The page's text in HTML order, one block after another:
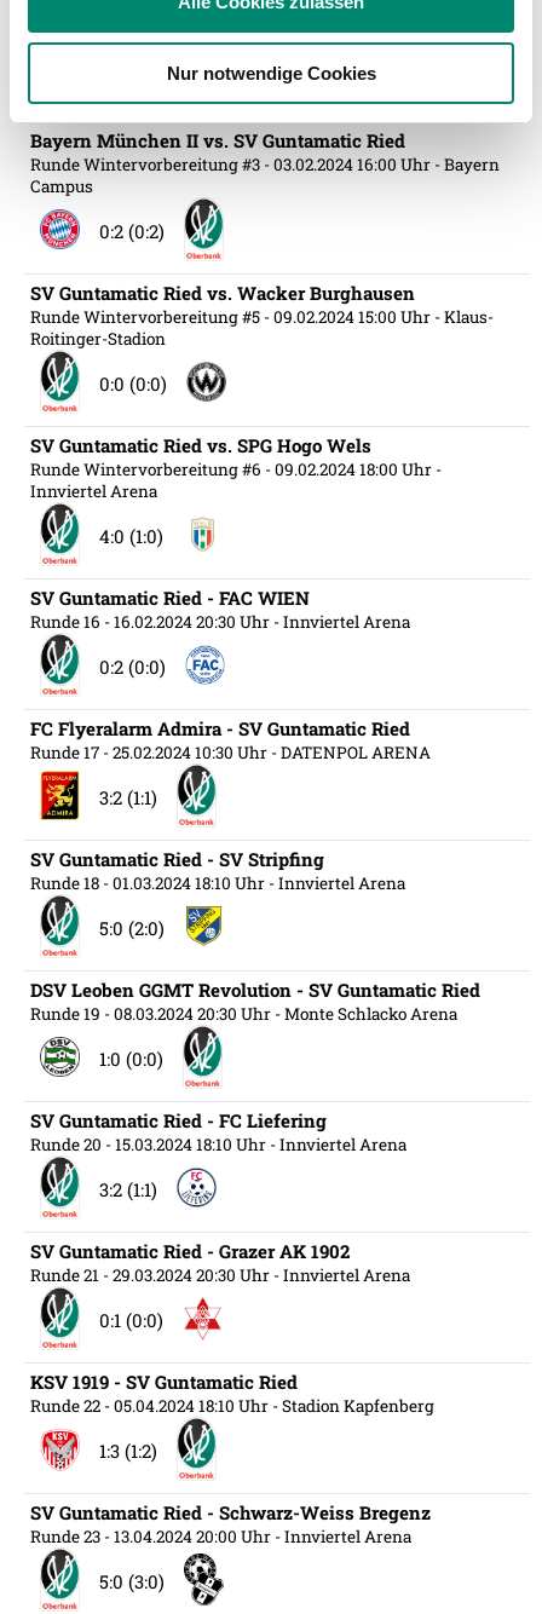
weiteren Daten zusammen, die Sie ihnen bereitgestellt
haben oder die sie im Rahmen Ihrer Nutzung der Dienste
gesammelt haben.
Weitere Details, insbesondere zu Speicherdauer und
Empfänger entnehmen Sie unserer
Datenschutzerklärung
Nur notwendige Cookies
Runde Wintervorbereitung #4- 26.01.2024 11:00 Uhr
(Slowenien)
Bayern München II vs. SV Guntamatic Ried
Runde Wintervorbereitung #3 - 03.02.2024 16:00 Uhr - Bayern
Campus
0:2 (0:2)
SV Guntamatic Ried vs. Wacker Burghausen
Runde Wintervorbereitung #5 - 09.02.2024 15:00 Uhr - Klaus-
Roitinger-Stadion
0:0 (0:0)
SV Guntamatic Ried vs. SPG Hogo Wels
Runde Wintervorbereitung #6 - 09.02.2024 18:00 Uhr -
Innviertel Arena
4:0 (1:0)
SV Guntamatic Ried - FAC WIEN
Runde 16 - 16.02.2024 20:30 Uhr - Innviertel Arena
0:2 (0:0)
FC Flyeralarm Admira - SV Guntamatic Ried
Runde 17 - 25.02.2024 10:30 Uhr - DATENPOL ARENA
3:2 (1:1)
SV Guntamatic Ried - SV Stripfing
Runde 18 - 01.03.2024 18:10 Uhr - Innviertel Arena
5:0 (2:0)
DSV Leoben GGMT Revolution - SV Guntamatic Ried
Runde 19 - 08.03.2024 20:30 Uhr - Monte Schlacko Arena
1:0 (0:0)
SV Guntamatic Ried - FC Liefering
Runde 20 - 15.03.2024 18:10 Uhr - Innviertel Arena
3:2 (1:1)
SV Guntamatic Ried - Grazer AK 1902
Runde 21 - 29.03.2024 20:30 Uhr - Innviertel Arena
0:1 (0:0)
KSV 1919 - SV Guntamatic Ried
Runde 22 - 05.04.2024 18:10 Uhr - Stadion Kapfenberg
1:3 (1:2)
SV Guntamatic Ried - Schwarz-Weiss Bregenz
Runde 23 - 13.04.2024 20:00 Uhr - Innviertel Arena
5:0 (3:0)